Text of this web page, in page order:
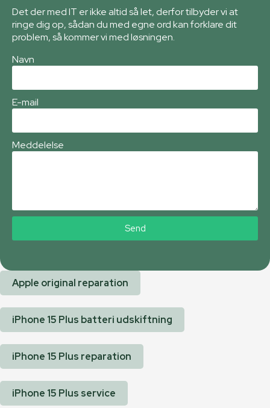
Det der med IT er ikke altid så let, derfor tilbyder vi at
ringe dig op, sådan du med egne ord kan forklare dit
problem, så kommer vi med løsningen.
Navn
E-mail
Meddelelse
Send
Apple original reparation
iPhone 15 Plus batteri udskiftning
iPhone 15 Plus reparation
iPhone 15 Plus service